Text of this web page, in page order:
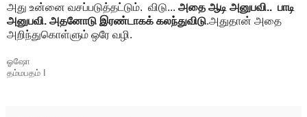
அது உன்னை வசப்படுத்தட்டும். விடு... அதை ஆடி அனுபவி.. பாடி
அனுபவி. அதனோடு இரண்டாகக் கலந்துவிடு.அதுதான் அதை
அறிந்துகொள்ளும் ஒரே வழி.
ஓஷோ
தம்மபதம் I